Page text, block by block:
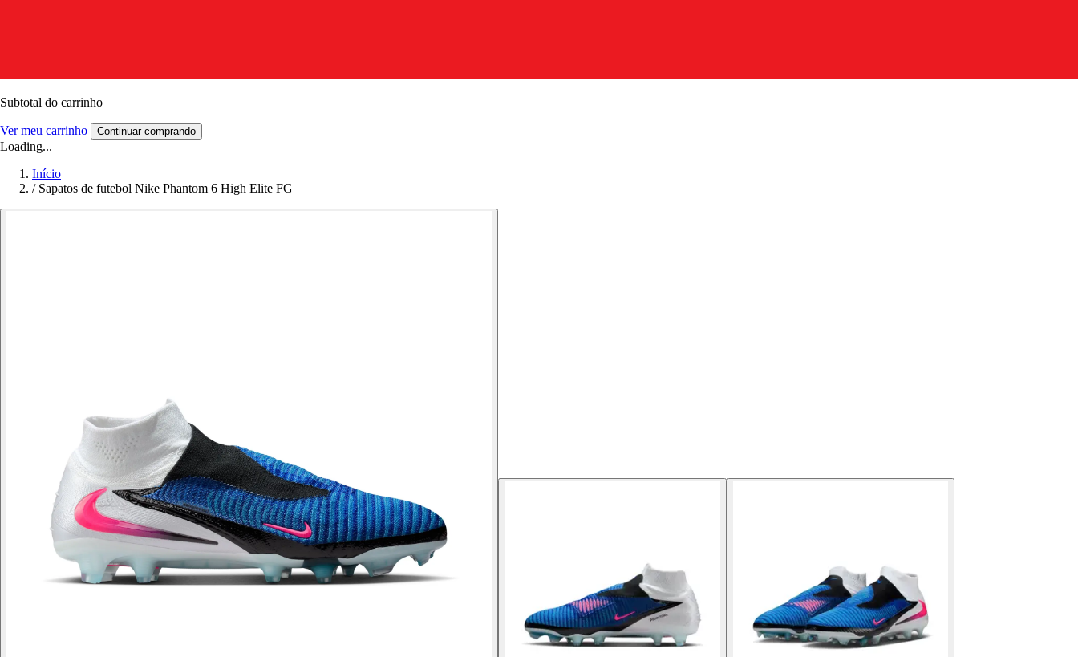
Subtotal do carrinho
Ver meu carrinho Continuar comprando
Loading...
Início
/ Sapatos de futebol Nike Phantom 6 High Elite FG